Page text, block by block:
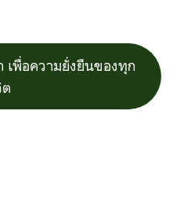
พื่อความยั่งยืนของทุก